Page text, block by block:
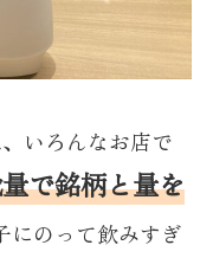
いろんなお店で
で銘柄と量を
にのって飲みすぎ